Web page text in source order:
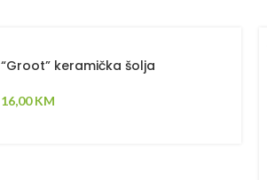
“Groot” keramička šolja
16,00KM